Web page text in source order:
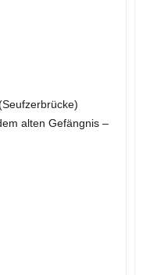
alten Gefängnis –